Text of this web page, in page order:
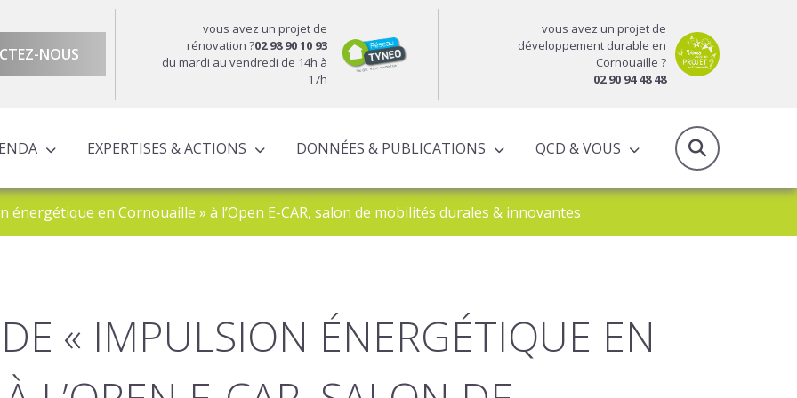
NOUS
vous avez un projet de
rénovation ?02 98 90 10 93
du mardi au vendredi de 14h à
17h
vous avez un projet de
développement durable en
Cornouaille ?
02 90 94 48 48
EXPERTISES & ACTIONS DONNÉES & PUBLICATIONS QCD & VOUS
énergétique en Cornouaille » à l’Open E-CAR, salon de mobilités durales & innovantes
« IMPULSION ÉNERGÉTIQUE EN